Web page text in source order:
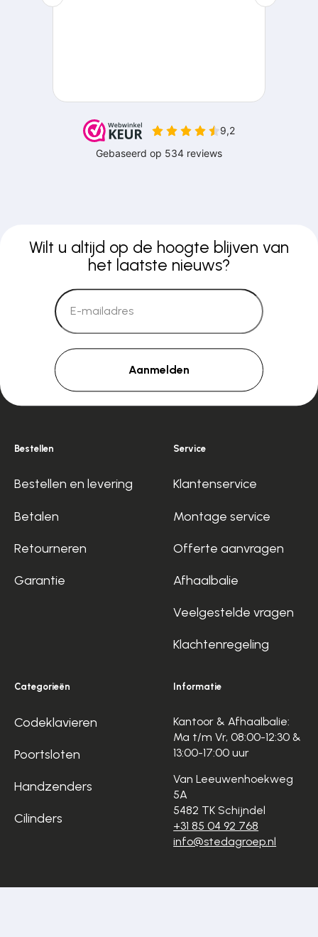
Wilt u altijd op de hoogte blijven van
het laatste nieuws?
Aanmelden
Bestellen
Bestellen en levering
Betalen
Retourneren
Garantie
Service
Klantenservice
Montage service
Offerte aanvragen
Afhaalbalie
Veelgestelde vragen
Klachtenregeling
Categorieën
Codeklavieren
Poortsloten
Handzenders
Cilinders
Informatie
Kantoor & Afhaalbalie:
Ma t/m Vr, 08:00-12:30 &
13:00-17:00 uur
Van Leeuwenhoekweg
5A
5482 TK Schijndel
+31 85 04 92 768
info@stedagroep.nl